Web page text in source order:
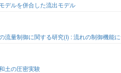
デルを併合した流出モデル
流量制御に関する研究(I) : 流れの制御機能
土の圧密実験